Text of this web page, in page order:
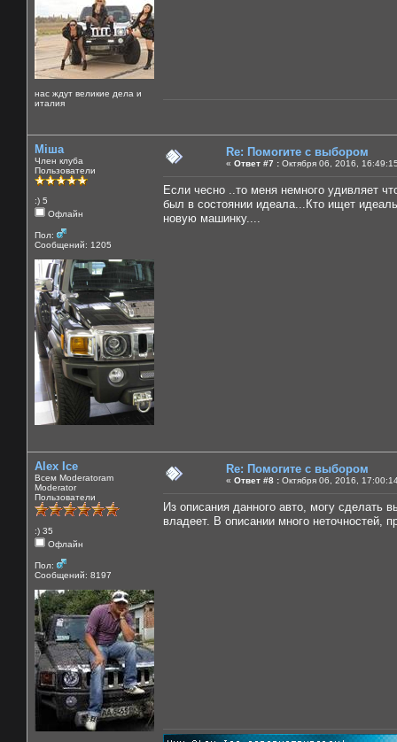
нас ждут великие дела и
италия
Міша
Член клуба
Пользователи
:) 5
Офлайн
Пол:
Сообщений: 1205
Re: Помогите с выбором
« Ответ #7 : Октября 06, 2016,
Если чесно ..то меня немного удивляет
был в состоянии идеала...Кто ищет
новую машинку....
Alex Ice
Всем Moderatoram
Moderator
Пользователи
:) 35
Офлайн
Пол:
Сообщений: 8197
Re: Помогите с выбором
« Ответ #8 : Октября 06, 2016,
Из описания данного авто, могу сделать
владеет. В описании много неточностей,